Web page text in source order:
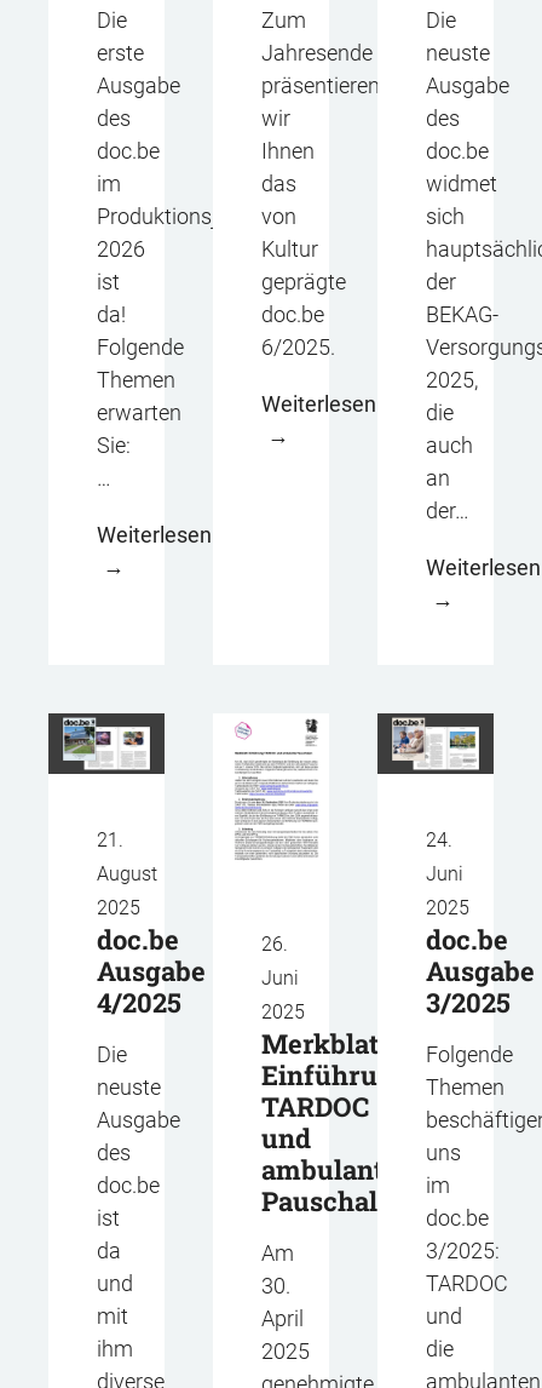
Die
erste
Ausgabe
des
doc.be
im
Produktionsjahr
2026
ist
da!
Folgende
Themen
erwarten
Sie:
…
Weiterlesen
Zum
Jahresende
präsentieren
wir
Ihnen
das
von
Kultur
geprägte
doc.be
6/2025.
Weiterlesen
Die
neuste
Ausgabe
des
doc.be
widmet
sich
der
BEKAG-
2025,
die
auch
an
der…
Weiterlesen
21.
August
2025
doc.be
Ausgabe
4/2025
Die
neuste
Ausgabe
des
doc.be
ist
da
und
mit
ihm
diverse
26.
Juni
2025
Merkblatt:
Einführung
TARDOC
und
ambulante
Pauschalen
Am
30.
April
2025
24.
Juni
2025
doc.be
Ausgabe
3/2025
Folgende
Themen
uns
im
doc.be
3/2025:
TARDOC
und
die
ambulanten